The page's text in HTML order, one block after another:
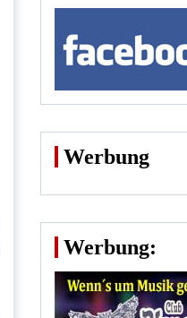
Werbung
Werbung: